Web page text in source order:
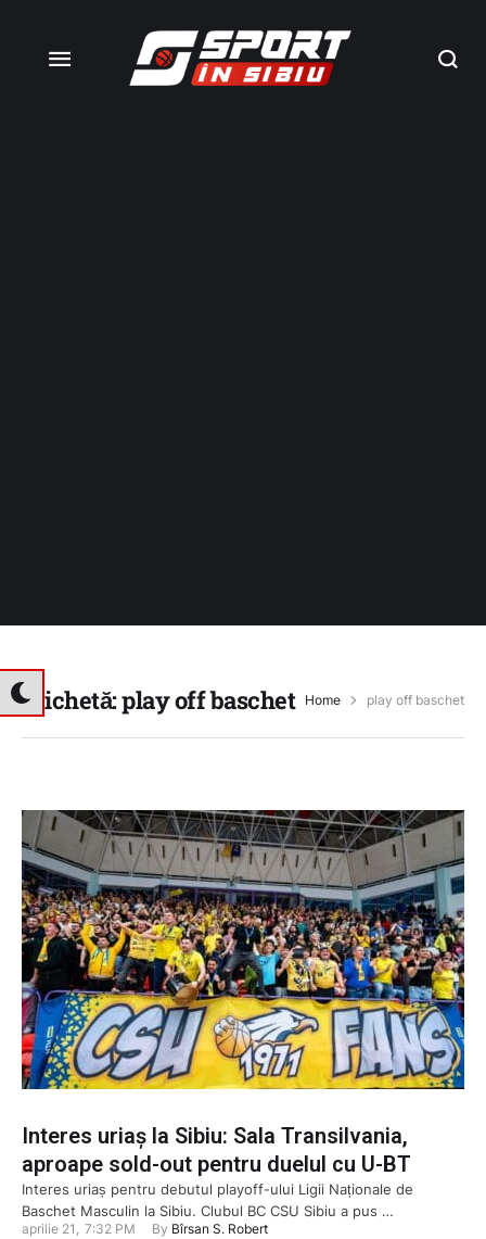
Etichetă:play off baschet Home play off baschet
Interes uriaș la Sibiu: Sala Transilvania,
aproape sold-out pentru duelul cu U-BT
Interes uriaș pentru debutul playoff-ului Ligii Naționale de
Baschet Masculin la Sibiu. Clubul BC CSU Sibiu a pus …
aprilie 21 , 7:32 PM By Bîrsan S. Robert